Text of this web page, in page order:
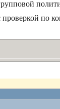
проверкой по